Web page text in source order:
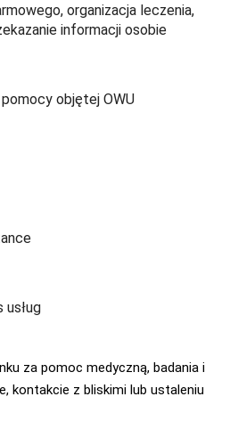
organizacja leczenia,
informacji osobie
objętej OWU
usług
za pomoc medyczną, badania i
kontakcie z bliskimi lub ustaleniu